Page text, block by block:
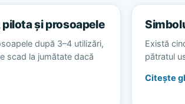
pilota și prosoapele
după 3–4 utilizări,
scad la jumătate dacă
Există
pătratul
Citește